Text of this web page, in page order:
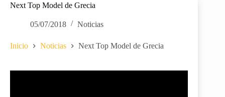
Next Top Model de Grecia
05/07/2018 Noticias
Inicio Noticias Next Top Model de Grecia